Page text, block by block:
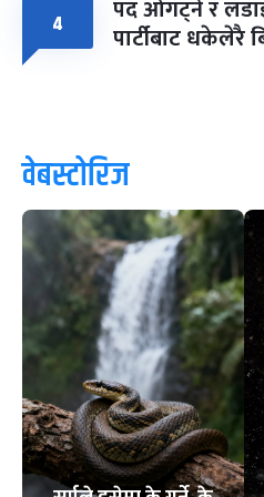
४ पद ओगट्ने र
पार्टीबाट धकेलेरै
वेबस्टोरिज